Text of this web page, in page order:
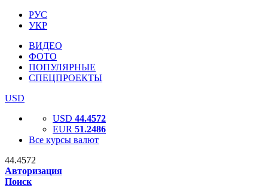
РУС
УКР
ВИДЕО
ФОТО
ПОПУЛЯРНЫЕ
СПЕЦПРОЕКТЫ
USD
USD 44.4572
EUR 51.2486
Все курсы валют
44.4572
Авторизация
Поиск